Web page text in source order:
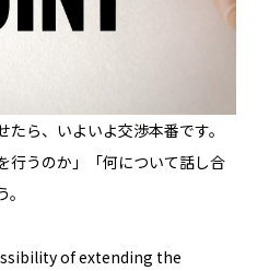
ら、いよいよ交渉本番です。
行うのか」「何について話し合
of extending the